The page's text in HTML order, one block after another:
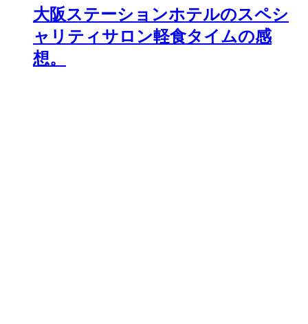
大阪ステーションホテルのスペシ
ャリティサロン軽食タイムの感
想。